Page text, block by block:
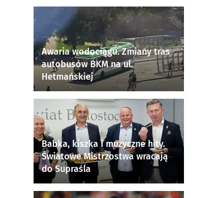
Awaria wodociągu. Zmiany tras
autobusów BKM na ul.
Hetmańskiej
Babka, kiszka i muzyczne hity.
Światowe Mistrzostwa wracają
do Supraśla